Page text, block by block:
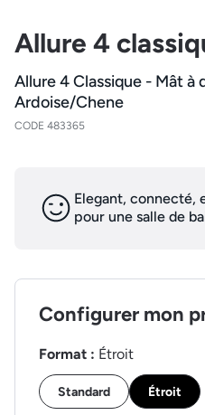
Allure 4
Allure 4 Classique - Mât
Ardoise/Chene
CODE 483365
Elegant, connecté,
pour une salle de
Configurer mon
Format : Étroit
Standard Étroit